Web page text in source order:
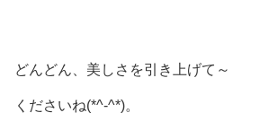
どんどん、美しさを引き上げて～
くださいね(*^-^*)。